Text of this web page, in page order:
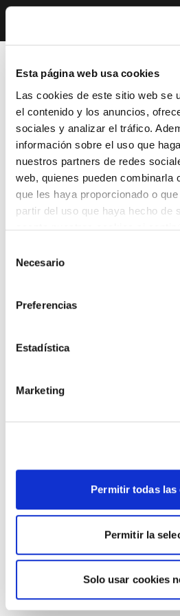
Esta página web usa cookies
Las cookies de este sitio web se
el contenido y los anuncios,
sociales y analizar el tráfico.
información sobre el uso que
nuestros partners de redes
web, quienes pueden combinarla
que les haya proporcionado o
partir del uso que haya hecho de
Necesario
Preferencias
Estadística
Marketing
Permitir todas las
Permitir la
Solo usar cookies